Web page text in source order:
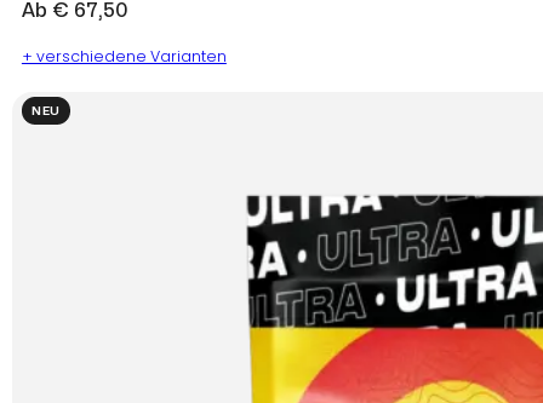
Ab € 67,50
+ verschiedene Varianten
NEU